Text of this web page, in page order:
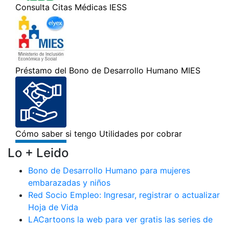
Lo + Leido
Bono de Desarrollo Humano para mujeres
embarazadas y niños
Red Socio Empleo: Ingresar, registrar o actualizar
Hoja de Vida
LACartoons la web para ver gratis las series de